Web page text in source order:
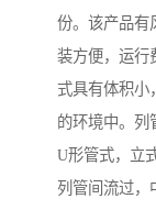
份。该产品有
装方便，运行
式具有体积小
的环境中。列
U形管式，立
列管间流过，